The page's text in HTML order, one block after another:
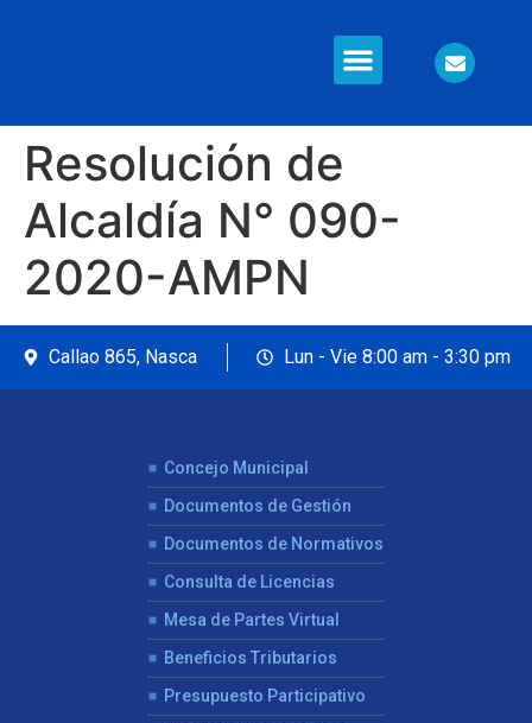
Resolución de
Alcaldía N° 090-
2020-AMPN
Callao 865, Nasca Lun - Vie 8:00 am - 3:30 pm
Concejo Municipal
Documentos de Gestión
Documentos de Normativos
Consulta de Licencias
Mesa de Partes Virtual
Beneficios Tributarios
Presupuesto Participativo